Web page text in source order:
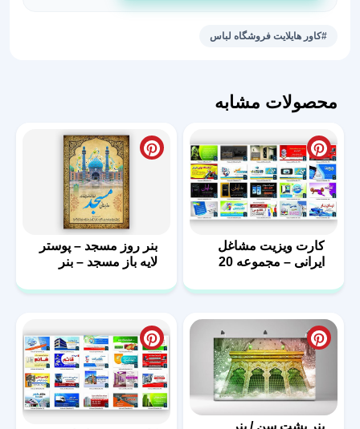
انلاین
شاپ
#کاور هایلایت فروشگاه لباس
محصولات مشابه
کارت ویزیت مشاغل
ایرانی – مجموعه 20
دوم
بنر روز مسجد – پوستر
لایه باز مسجد – بنر